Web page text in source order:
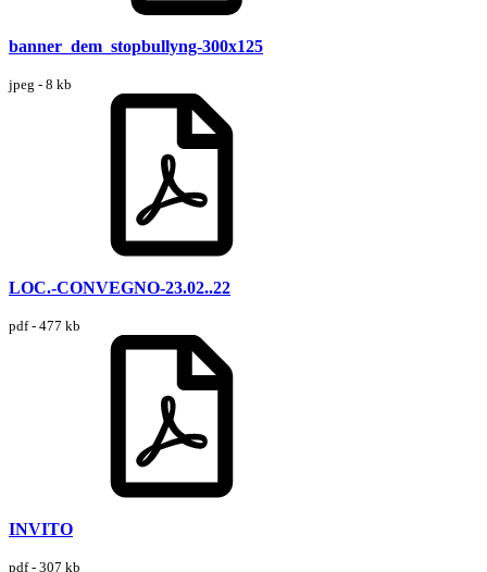
banner_dem_stopbullyng-300x125
jpeg - 8 kb
LOC.-CONVEGNO-23.02..22
pdf - 477 kb
INVITO
pdf - 307 kb